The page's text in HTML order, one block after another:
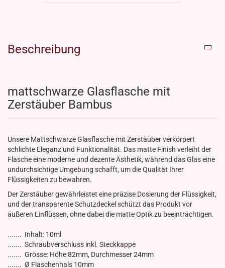
Beschreibung
mattschwarze Glasflasche mit
Zerstäuber Bambus
Unsere Mattschwarze Glasflasche mit Zerstäuber verkörpert
schlichte Eleganz und Funktionalität. Das matte Finish verleiht der
Flasche eine moderne und dezente Ästhetik, während das Glas eine
undurchsichtige Umgebung schafft, um die Qualität Ihrer
Flüssigkeiten zu bewahren.
Der Zerstäuber gewährleistet eine präzise Dosierung der Flüssigkeit,
und der transparente Schutzdeckel schützt das Produkt vor
äußeren Einflüssen, ohne dabei die matte Optik zu beeinträchtigen.
....... Inhalt: 10ml
....... Schraubverschluss inkl. Steckkappe
....... Grösse: Höhe 82mm, Durchmesser 24mm
....... Ø Flaschenhals 10mm